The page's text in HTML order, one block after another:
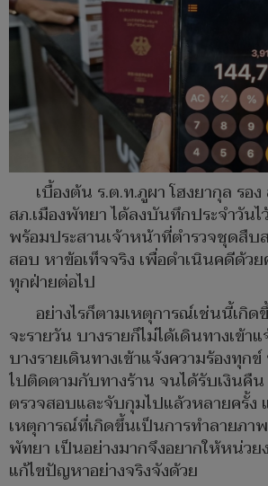
เบื้องต้น ร.ต.ท.ภูผา โฮงยากุล รอ
สภ.เมืองพัทยา ได้ลงบันทึกประจำวัน
พร้อมประสานเจ้าหน้าที่ตำรวจชุดสื
สอบ หาข้อเท็จจริง เพื่อดำเนินคดีด้ว
ทุกฝ่ายต่อไป
อย่างไรก็ตามเหตุการณ์เช่นนี้เกิ
จะรายวัน บางรายก็ไม่ได้เดินทางเข้า
บางรายเดินทางเข้าแจ้งความร้องทุก
ไปติดตามกับทางร้าน จนได้รับเงินคื
ตรวจสอบและจับกุมไปแล้วหลายครั้ง
เหตุการณ์ที่เกิดขึ้นเป็นการทำลายภา
พัทยา เป็นอย่างมากจึงอยากให้หน่วย
แก้ไขปัญหาอย่างจริงจังด้วย